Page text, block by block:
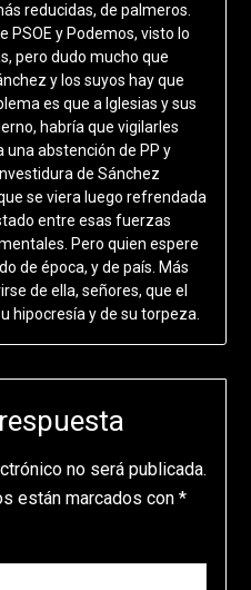
reducidas, de palmeros.
PSOE y Podemos, visto lo
pero dudo mucho que
y los suyos hay que
es que a Iglesias y sus
habría que vigilarles
una abstención de PP y
de Sánchez
se viera luego refrendada
entre esas fuerzas
Pero quien espere
de época, y de país. Más
de ella, señores, que el
hipocresía y de su torpeza.
no será publicada.
están marcados con *